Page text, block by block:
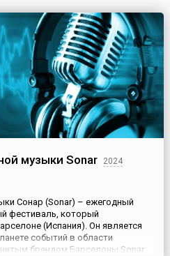
музыки Sonar 2024
Сонар (Sonar) – ежегодный
фестиваль, который
(Испания). Он является
событий в области
брендом Барселоны.Sonar